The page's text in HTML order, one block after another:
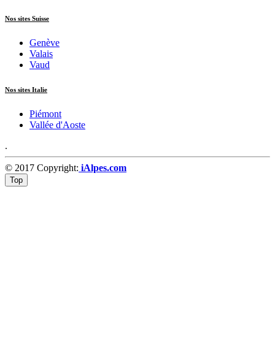
Nos sites Suisse
Genève
Valais
Vaud
Nos sites Italie
Piémont
Vallée d'Aoste
.
© 2017 Copyright: iAlpes.com
Top